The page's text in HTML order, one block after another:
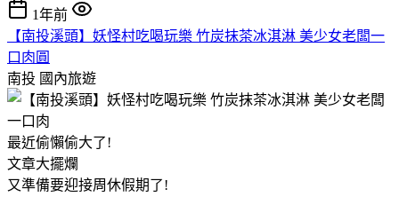
1年前
【南投溪頭】妖怪村吃喝玩樂 竹炭抹茶冰淇淋 美少女老闆一
口肉圓
南投 國內旅遊
最近偷懶偷大了!
文章大擺爛
又準備要迎接周休假期了!